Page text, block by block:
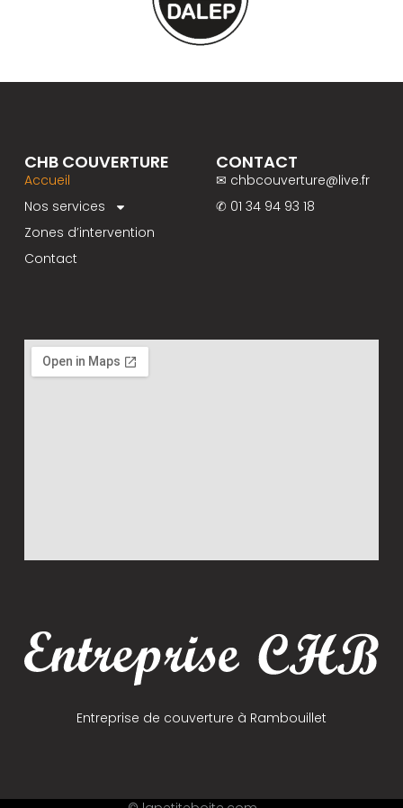
Entreprise de couverture à Rambouillet
CHB COUVERTURE
Accueil
Nos services
Zones d’intervention
Contact
CONTACT
✉ chbcouverture@live.fr
✆ 01 34 94 93 18